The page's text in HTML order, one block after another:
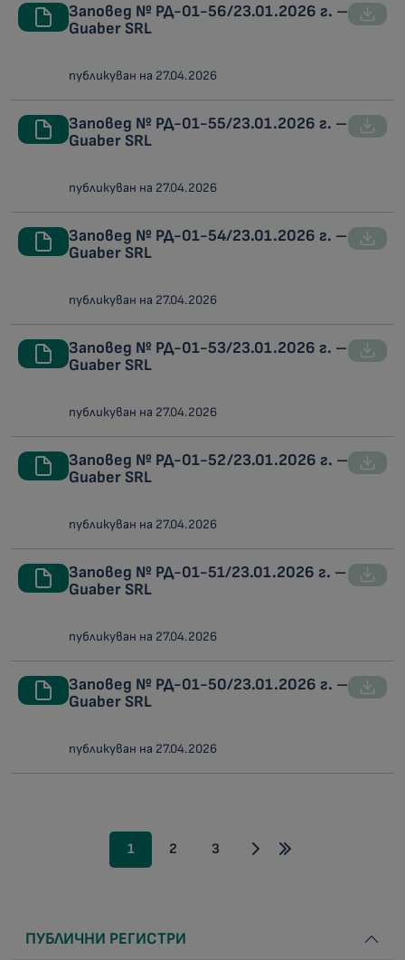
Заповед № РД-01-56/23.01.2026 г. –
Guaber SRL
публикуван на 27.04.2026
Заповед № РД-01-55/23.01.2026 г. –
Guaber SRL
публикуван на 27.04.2026
Заповед № РД-01-54/23.01.2026 г. –
Guaber SRL
публикуван на 27.04.2026
Заповед № РД-01-53/23.01.2026 г. –
Guaber SRL
публикуван на 27.04.2026
Заповед № РД-01-52/23.01.2026 г. –
Guaber SRL
публикуван на 27.04.2026
Заповед № РД-01-51/23.01.2026 г. –
Guaber SRL
публикуван на 27.04.2026
Заповед № РД-01-50/23.01.2026 г. –
Guaber SRL
публикуван на 27.04.2026
1 2 3
ПУБЛИЧНИ РЕГИСТРИ